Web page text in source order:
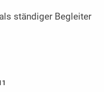
ständiger Begleiter